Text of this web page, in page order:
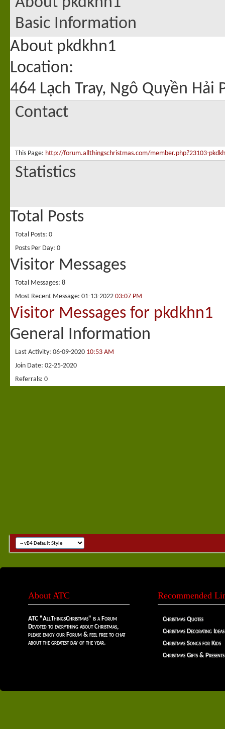
Basic Information
About pkdkhn1
Location:
464 Lạch Tray, Ngô Quyền Hải
Contact
This Page http://forum.allthingschristmas.com/member.php?23103-
Statistics
Total Posts
Total Posts 0
Posts Per Day 0
Visitor Messages
Total Messages 8
Most Recent Message 01-13-2022 03:07 PM
Visitor Messages for pkdkhn1
General Information
Last Activity 06-09-2020 10:53 AM
Join Date 02-25-2020
Referrals 0
About ATC
ATC "AllThingsChristmas" is a Forum
Devoted to everything about Christmas,
please enjoy our Forum & feel free to chat
about the greatest day of the year.
Recommended
Christmas Quotes
Christmas Decorating Ideas
Christmas Songs for Kids
Christmas Gifts & Presents